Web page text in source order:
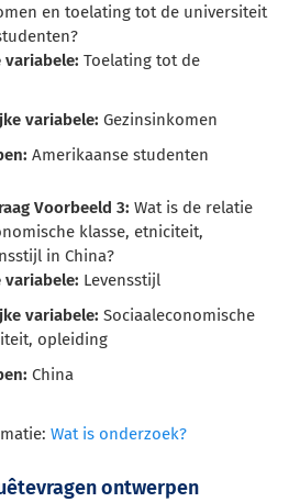
en toelating tot de universiteit
variabele:Toelating tot de
variabele: Gezinsinkomen
Amerikaanse studenten
Voorbeeld 3:Wat is de relatie
klasse, etniciteit,
in China?
variabele: Levensstijl
variabele: Sociaaleconomische
opleiding
China
Wat is onderzoek?
ontwerpen